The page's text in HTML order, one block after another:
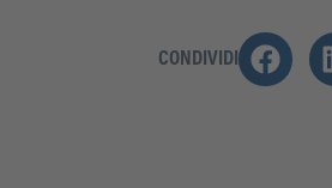
CONDIVIDI